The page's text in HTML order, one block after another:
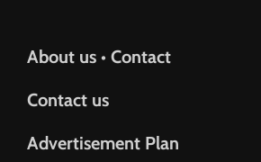
About us • Contact
Contact us
Advertisement Plan